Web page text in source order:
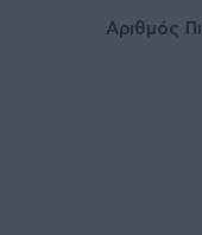
Αριθμός